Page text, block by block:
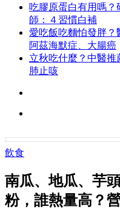
吃膠原蛋白有用嗎
師：４習慣白補
愛吃飯吃麵怕發胖？
阿茲海默症、大腸癌
立秋吃什麼？中醫
肺止咳
飲食
南瓜、地瓜、芋
粉，誰熱量高？